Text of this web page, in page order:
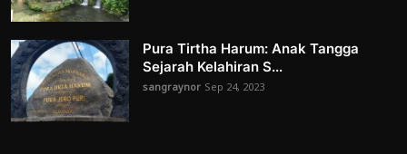
Pura Tirtha Harum: Anak Tangga
Sejarah Kelahiran S...
sangraynor Sep 24, 2023